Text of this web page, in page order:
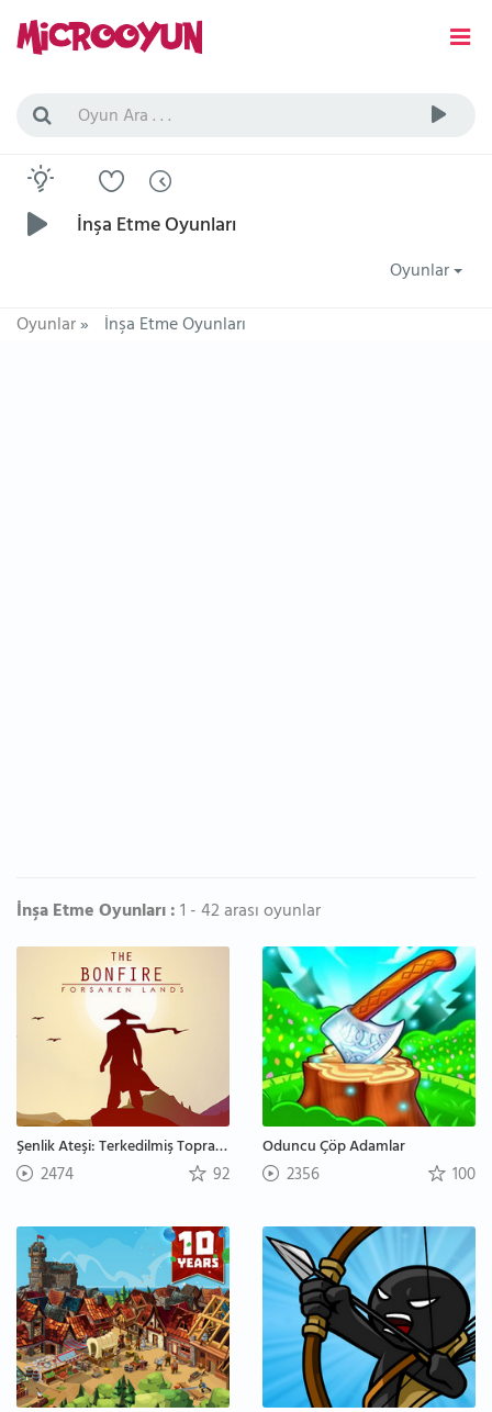
İnşa Etme Oyunları
Oyunlar
Oyunlar» İnşa Etme Oyunları
İnşa Etme Oyunları :1 - 42 arası oyunlar
Şenlik Ateşi: Terkedilmiş Topraklar
2474 92
Oduncu Çöp Adamlar
2356 100